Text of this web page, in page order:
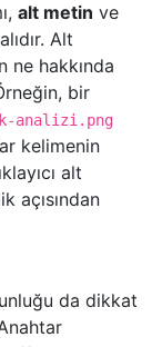
alt metin ve
Alt
ne hakkında
bir
analizi.png
kelimenin
alt
açısından
da dikkat